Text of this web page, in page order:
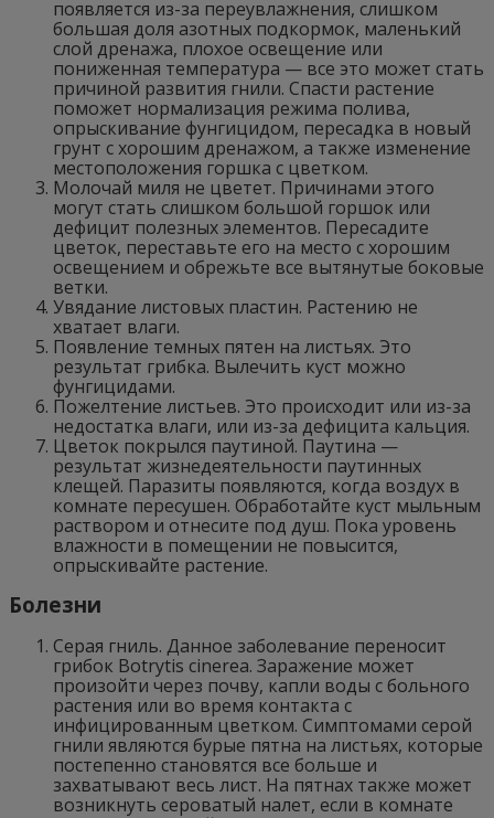
появляется из-за переувлажнения, слишком
большая доля азотных подкормок, маленький
слой дренажа, плохое освещение или
пониженная температура — все это может стать
причиной развития гнили. Спасти растение
поможет нормализация режима полива,
опрыскивание фунгицидом, пересадка в новый
грунт с хорошим дренажом, а также изменение
местоположения горшка с цветком.
Молочай миля не цветет. Причинами этого
могут стать слишком большой горшок или
дефицит полезных элементов. Пересадите
цветок, переставьте его на место с хорошим
освещением и обрежьте все вытянутые боковые
ветки.
Увядание листовых пластин. Растению не
хватает влаги.
Появление темных пятен на листьях. Это
результат грибка. Вылечить куст можно
фунгицидами.
Пожелтение листьев. Это происходит или из-за
недостатка влаги, или из-за дефицита кальция.
Цветок покрылся паутиной. Паутина —
результат жизнедеятельности паутинных
клещей. Паразиты появляются, когда воздух в
комнате пересушен. Обработайте куст мыльным
раствором и отнесите под душ. Пока уровень
влажности в помещении не повысится,
опрыскивайте растение.
Болезни
Серая гниль. Данное заболевание переносит
грибок Botrytis cinerea. Заражение может
произойти через почву, капли воды с больного
растения или во время контакта с
инфицированным цветком. Симптомами серой
гнили являются бурые пятна на листьях, которые
постепенно становятся все больше и
захватывают весь лист. На пятнах также может
возникнуть сероватый налет, если в комнате